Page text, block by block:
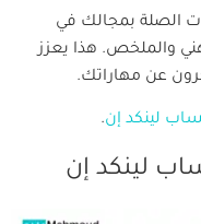
الصلة بمجالك في
والملخص. هذا يعزز
عن مهاراتك.
لينكد إن.
لينكد إن